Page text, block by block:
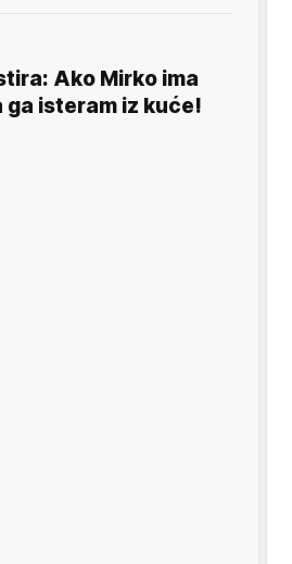
Ako Mirko ima
ga isteram iz kuće!